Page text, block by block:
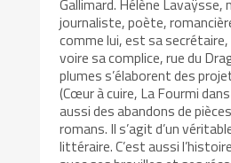
journaliste, poète,
comme lui, est sa
voire sa complice, rue du
plumes s’élaborent des
(Cœur à cuire, La Fourmi
aussi des abandons de
romans. Il s’agit d’un
littéraire. C’est aussi